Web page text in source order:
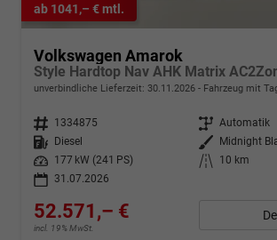
ab 1041,– € mtl.
Volkswagen Amarok
Style Hardtop Nav AHK Matrix
unverbindliche Lieferzeit: 30.11.2026 Fahrzeug mit
Fahrzeugnr. 1334875 Getriebe Automatik
Kraftstoff
Diesel Außenfarbe
Midnight
Leistung
177 kW (241 PS) Kilometerstand
10 km
31.07.2026
52.571,– €
incl. 19% MwSt.